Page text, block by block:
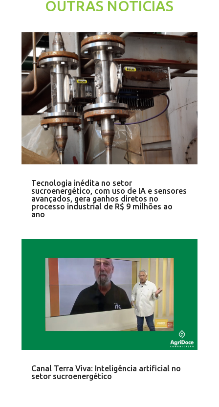
OUTRAS NOTÍCIAS
Tecnologia inédita no setor
sucroenergético, com uso de IA e sensores
avançados, gera ganhos diretos no
processo industrial de R$ 9 milhões ao
ano
Canal Terra Viva: Inteligência artificial no
setor sucroenergético